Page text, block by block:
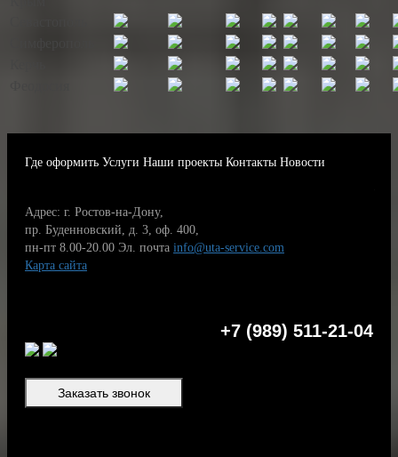
Где оформить Услуги Наши проекты Контакты Новости
Адрес: г. Ростов-на-Дону,
пр. Буденновский, д. 3, оф. 400,
пн-пт 8.00-20.00 Эл. почта info@uta-service.com
Карта сайта
+7 (989) 511-21-04
Заказать звонок